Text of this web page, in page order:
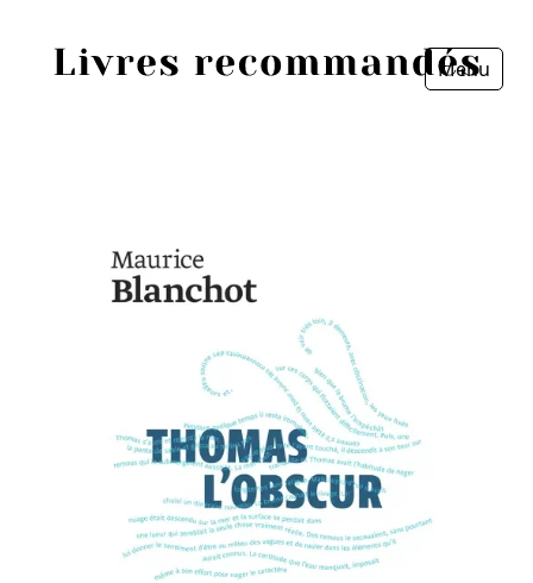
Menu
Sources
Livres les plus recommandés
Prix littéraires
Fermer